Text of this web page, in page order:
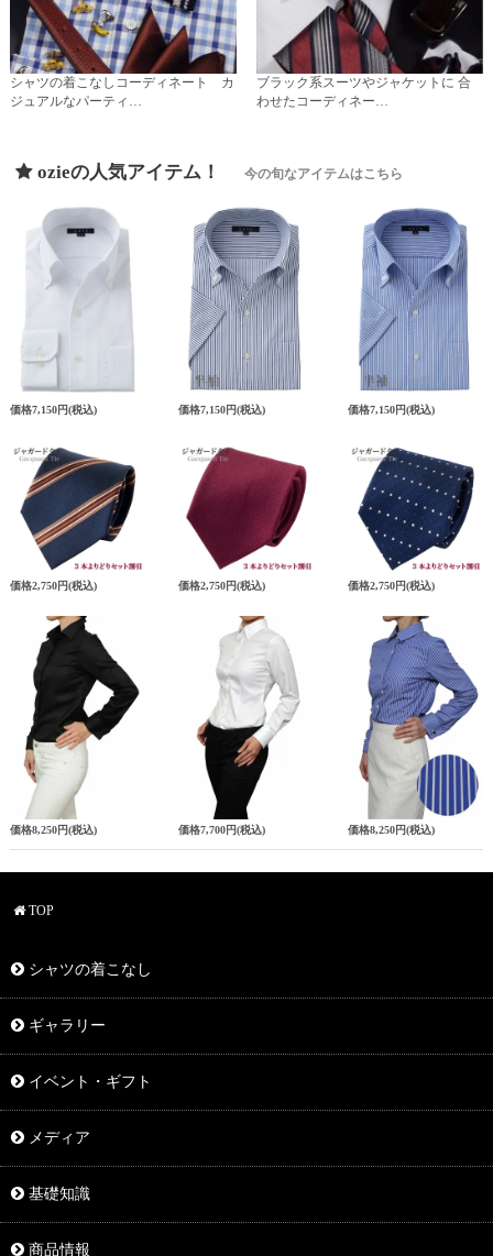
シャツの着こなしコーディネート カ
ジュアルなパーティ…
ブラック系スーツやジャケットに 合
わせたコーディネー…
ozieの人気アイテム！ 今の旬なアイテムはこちら
価格7,150円(税込) 価格7,150円(税込) 価格7,150円(税込)
価格2,750円(税込) 価格2,750円(税込) 価格2,750円(税込)
価格8,250円(税込) 価格7,700円(税込) 価格8,250円(税込)
TOP
シャツの着こなし
ギャラリー
イベント・ギフト
メディア
基礎知識
商品情報